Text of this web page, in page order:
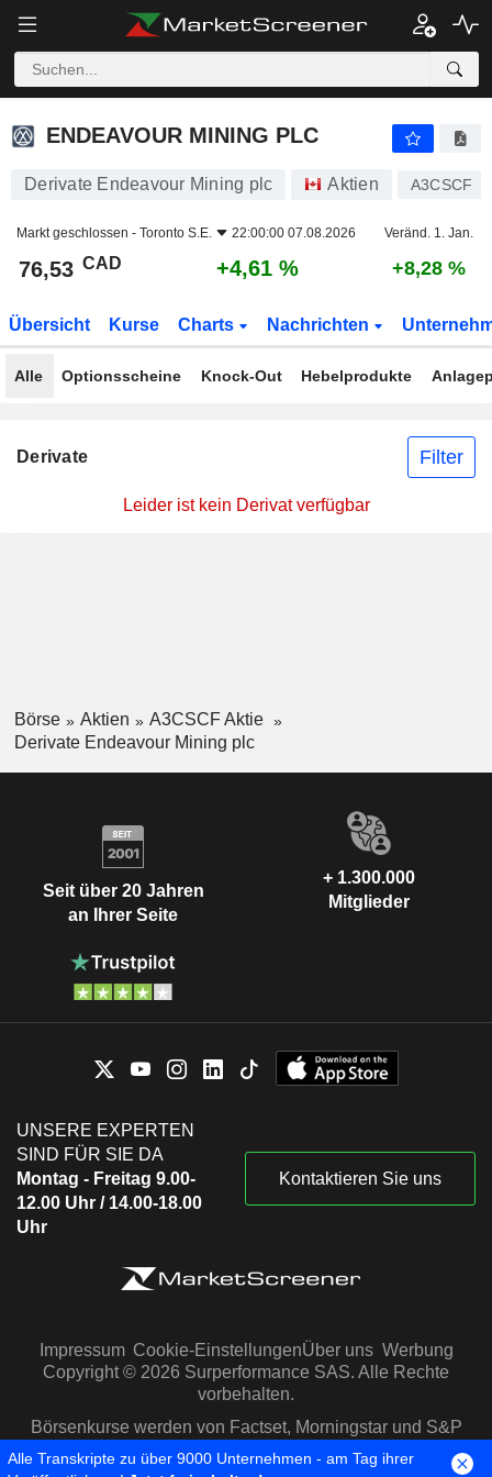
ENDEAVOUR MINING PLC
ENDEAVOUR MINING PLC
Derivate Endeavour Mining plc Aktien A3CSCF
Markt geschlossen - Toronto S.E. 22:00:00 07.08.2026 Veränd. 1. Jan.
76,53 CAD +4,61 % +8,28 %
Übersicht Kurse Charts Nachrichten
Alle Optionsscheine Knock-Out Hebelprodukte
Derivate Filter
Leider ist kein Derivat verfügbar
Börse Aktien
A3CSCF Aktie
Derivate Endeavour Mining plc
Seit über 20 Jahren
an Ihrer Seite
+ 1.300.000
Mitglieder
UNSERE EXPERTEN
SIND FÜR SIE DA
Montag - Freitag 9.00-
12.00 Uhr / 14.00-18.00
Uhr
Kontaktieren Sie uns
Impressum Cookie-EinstellungenÜber uns Werbung
Copyright © 2026 Surperformance SAS. Alle Rechte
vorbehalten.
Börsenkurse werden von Factset, Morningstar und S&P
Capital IQ zur Verfügung gestellt
Alle Transkripte zu über 9000 Unternehmen - am Tag ihrer